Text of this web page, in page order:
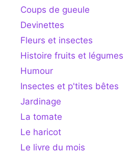
Coups de gueule
Devinettes
Fleurs et insectes
Histoire fruits et légumes
Humour
Insectes et p'tites bêtes
Jardinage
La tomate
Le haricot
Le livre du mois